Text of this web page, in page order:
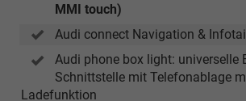
MMI touch)
Audi connect Navigation &
Audi phone box light: universelle
Schnittstelle mit Telefonablage
Ladefunktion